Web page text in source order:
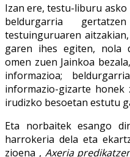
Izan ere, testu-liburu
beldurgarria
testuinguruaren
garen ihes egiten, nola
omen zuen Jainkoa
informazioa;
informazio-gizarte
irudizko besoetan estutu
Eta norbaitek esango
harrokeria dela eta
zioena , Axeria